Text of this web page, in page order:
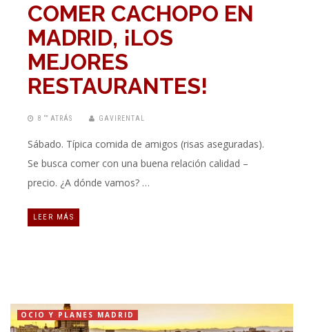
COMER CACHOPO EN
MADRID, ¡LOS
MEJORES
RESTAURANTES!
8 “” ATRÁS GAVIRENTAL
Sábado. Típica comida de amigos (risas aseguradas).
Se busca comer con una buena relación calidad –
precio. ¿A dónde vamos? …
LEER MÁS
OCIO Y PLANES MADRID